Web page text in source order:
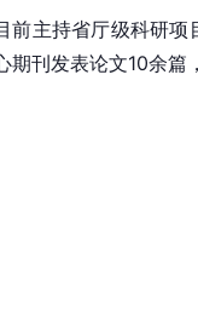
前主持省厅级科研
期刊发表论文10余篇